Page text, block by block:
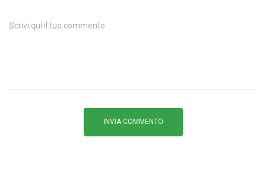
Scrivi qui il tuo commento